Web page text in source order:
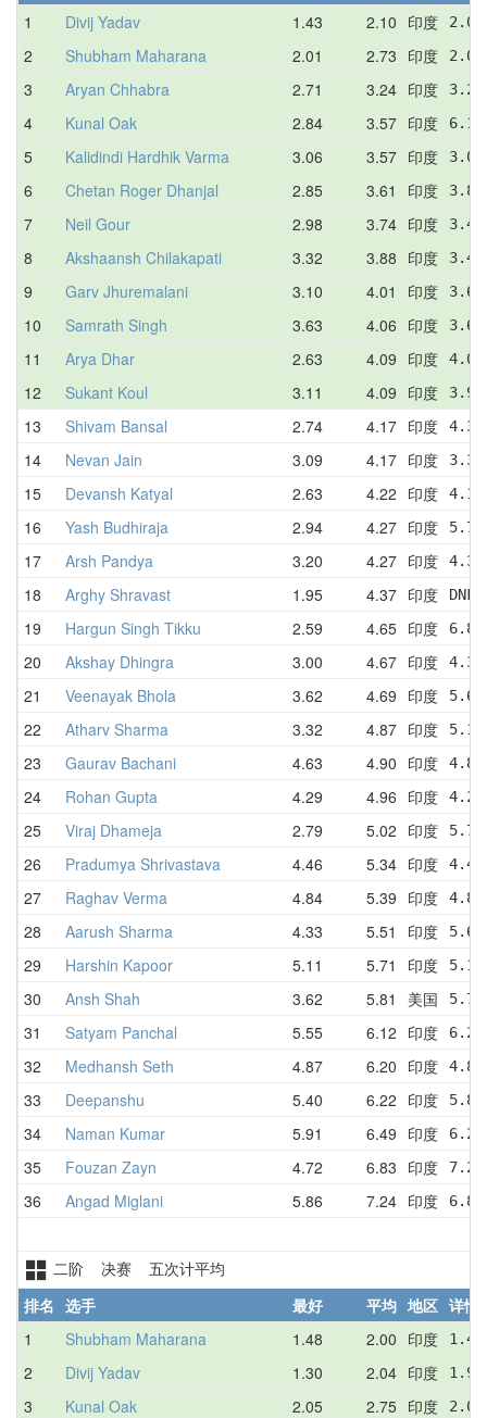
1
Divij Yadav 1.43 2.10 印度
2 Shubham Maharana 2.01 2.73 印度
3 Aryan Chhabra 2.71 3.24 印度
4 Kunal Oak 2.84 3.57 印度
5 Kalidindi Hardhik Varma 3.06 3.57 印度
6 Chetan Roger Dhanjal 2.85 3.61 印度
7 Neil Gour 2.98 3.74 印度
8 Akshaansh Chilakapati 3.32 3.88 印度
9 Garv Jhuremalani 3.10 4.01 印度
10 Samrath Singh 3.63 4.06 印度
11 Arya Dhar 2.63 4.09 印度
12 Sukant Koul 3.11 4.09 印度
13 Shivam Bansal 2.74 4.17 印度
14 Nevan Jain 3.09 4.17 印度
15 Devansh Katyal 2.63 4.22 印度
16 Yash Budhiraja 2.94 4.27 印度
17 Arsh Pandya 3.20 4.27 印度
18 Arghy Shravast 1.95 4.37 印度
19 Hargun Singh Tikku 2.59 4.65 印度
20 Akshay Dhingra 3.00 4.67 印度
21 Veenayak Bhola 3.62 4.69 印度
22 Atharv Sharma 3.32 4.87 印度
23 Gaurav Bachani 4.63 4.90 印度
24 Rohan Gupta 4.29 4.96 印度
25 Viraj Dhameja 2.79 5.02 印度
26 Pradumya Shrivastava 4.46 5.34 印度
27 Raghav Verma 4.84 5.39 印度
28 Aarush Sharma 4.33 5.51 印度
29 Harshin Kapoor 5.11 5.71 印度
30 Ansh Shah 3.62 5.81 美国
31 Satyam Panchal 5.55 6.12 印度
32 Medhansh Seth 4.87 6.20 印度
33 Deepanshu 5.40 6.22 印度
34 Naman Kumar 5.91 6.49 印度
35 Fouzan Zayn 4.72 6.83 印度
36 Angad Miglani 5.86 7.24 印度
二阶 决赛 五次计平均
排名 选手 最好 平均 地区 详情
1
Shubham Maharana 1.48 2.00 印度
2 Divij Yadav 1.30 2.04 印度
3 Kunal Oak 2.05 2.75 印度